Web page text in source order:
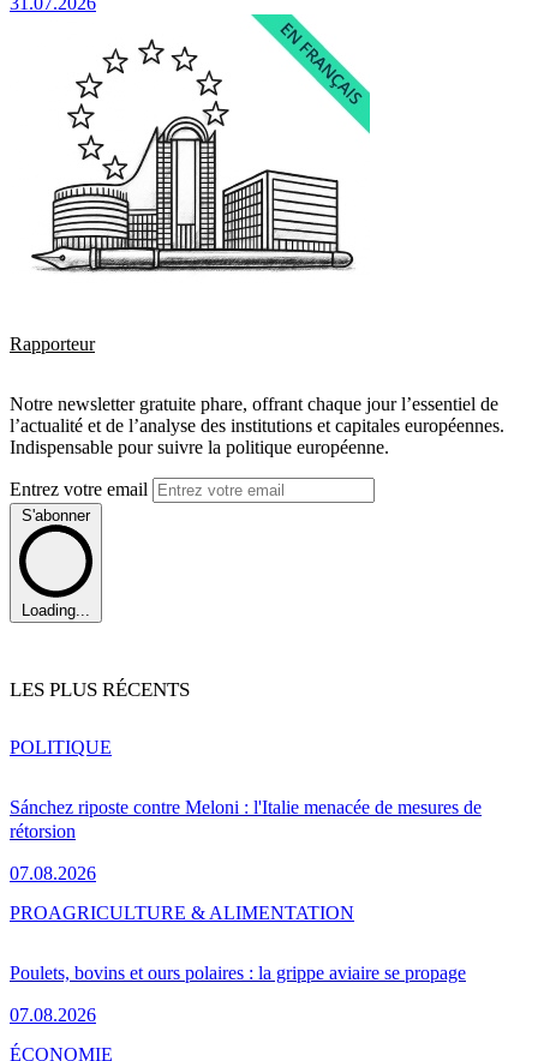
Rapporteur
Notre newsletter gratuite phare, offrant chaque jour l’essentiel de
l’actualité et de l’analyse des institutions et capitales européennes.
Indispensable pour suivre la politique européenne.
Entrez votre email
S'abonner
Loading...
LES PLUS RÉCENTS
Sánchez riposte contre Meloni : l'Italie menacée de mesures de
rétorsion
07.08.2026
POLITIQUE
Poulets, bovins et ours polaires : la grippe aviaire se propage
07.08.2026
PROAGRICULTURE & ALIMENTATION
ÉCONOMIE